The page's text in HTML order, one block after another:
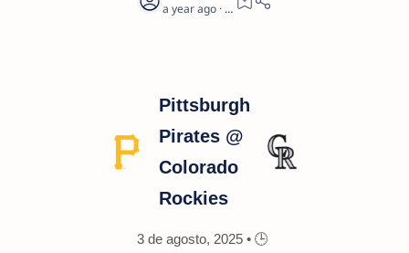
a year ago 1
Pittsburgh
Pirates @
Colorado
Rockies
3 de agosto, 2025 • 🕒